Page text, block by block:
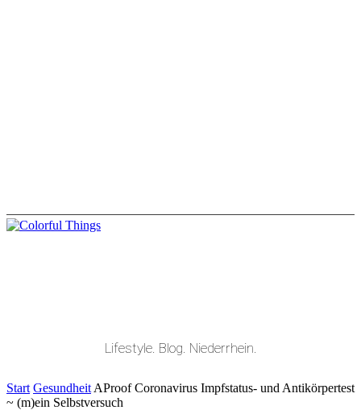
Lifestyle. Blog. Niederrhein.
Start Gesundheit AProof Coronavirus Impfstatus- und Antikörpertest
~ (m)ein Selbstversuch